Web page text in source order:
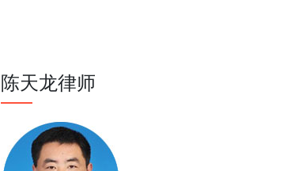
陈天龙律师